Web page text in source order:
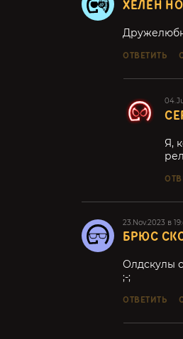
ХЕЛЕН
ОТВЕТИТЬ
Я,
23.Nov.2023 в
БРЮС
Олдскулы
;-;
ОТВЕТИТЬ